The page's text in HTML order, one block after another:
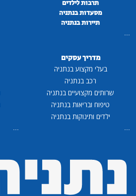
תרבות לילדים
מסעדות בנתניה
תיירות בנתניה
...
מדריך עסקים
בעלי מקצוע בנתניה
רכב בנתניה
שרותים מקצועיים בנתניה
טיפוח ובריאות בנתניה
ילדים ותינוקות בנתניה
...
...